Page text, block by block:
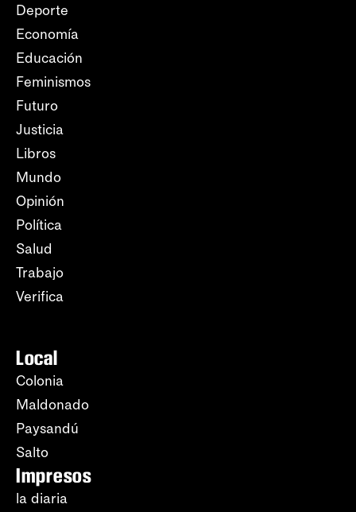
Deporte
Economía
Educación
Feminismos
Futuro
Justicia
Libros
Mundo
Opinión
Política
Salud
Trabajo
Verifica
Local
Colonia
Maldonado
Paysandú
Salto
Impresos
la diaria